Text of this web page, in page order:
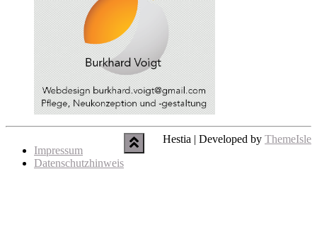
Impressum
Datenschutzhinweis
Hestia | Developed by ThemeIsle